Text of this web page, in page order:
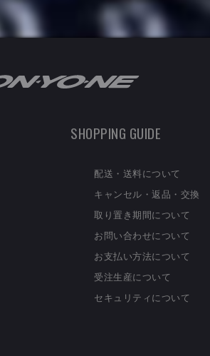
SHOPPING GUIDE
配送・送料について
キャンセル・返品・交換
取り置き期間について
お問い合わせについて
お支払い方法について
受注生産について
セキュリティについて